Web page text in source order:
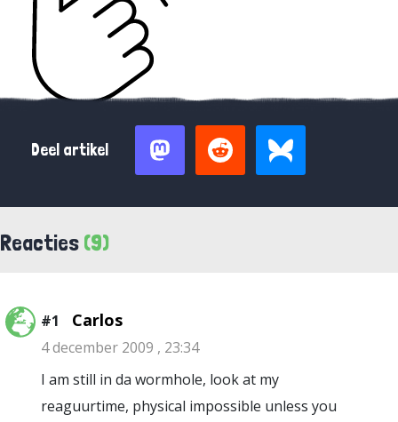
Deel artikel
Reacties (9)
#1 Carlos
4 december 2009 , 23:34
I am still in da wormhole, look at my
reaguurtime, physical impossible unless you